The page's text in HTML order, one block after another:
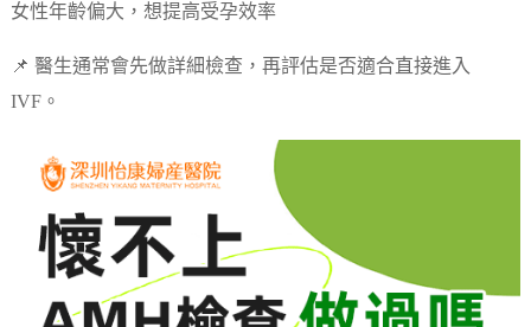
女性年齡偏大，想提高受孕效率
📌 醫生通常會先做詳細檢查，再評估是否適合直接進入
IVF。